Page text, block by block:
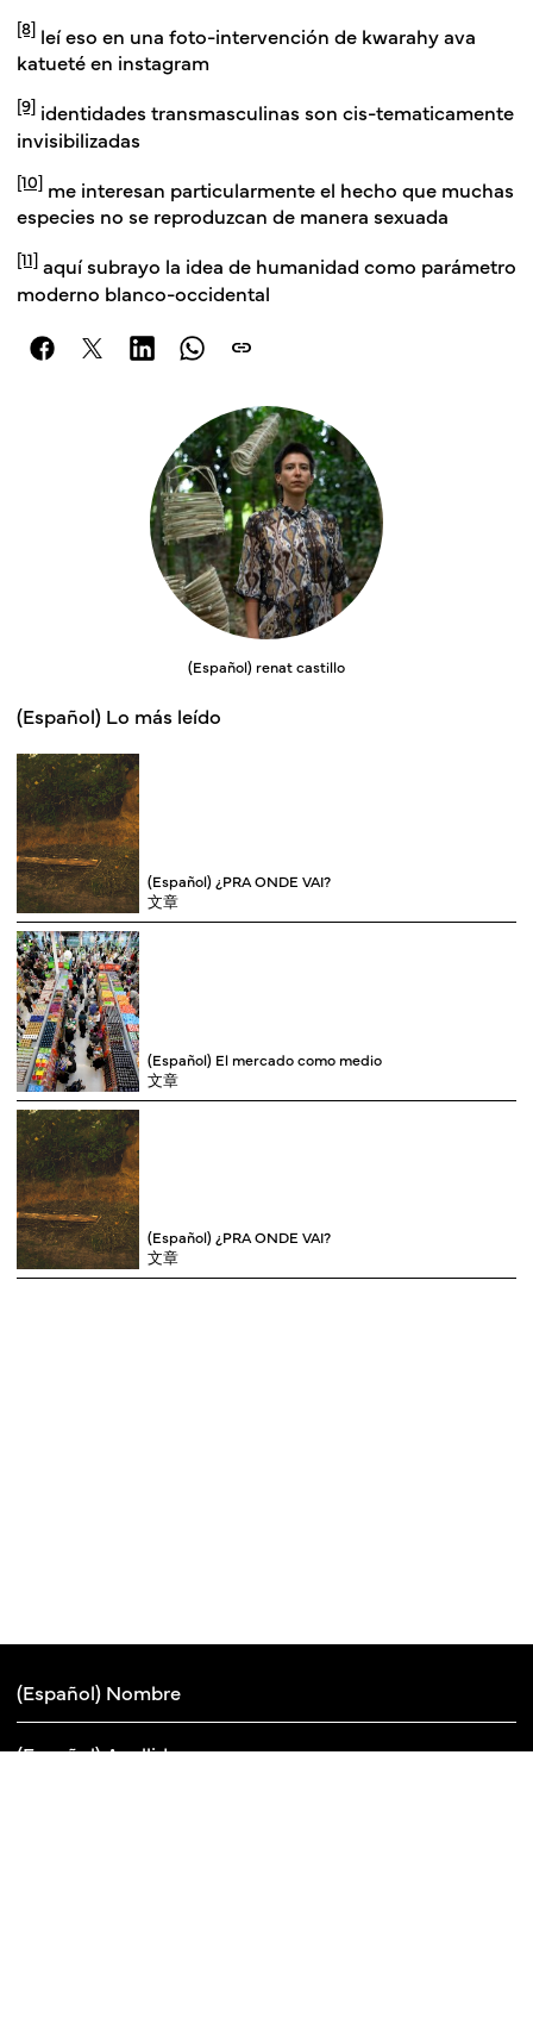
[8] leí eso en una foto-intervención de kwarahy ava
katueté en instagram
[9] identidades transmasculinas son cis-tematicamente
invisibilizadas
[10] me interesan particularmente el hecho que muchas
especies no se reproduzcan de manera sexuada
[11] aquí subrayo la idea de humanidad como parámetro
moderno blanco-occidental
link
(Español) renat castillo
(Español) Lo más leído
(Español) ¿PRA ONDE VAI?
文章
(Español) El mercado como medio
文章
(Español) ¿PRA ONDE VAI?
文章